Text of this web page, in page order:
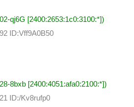
qj6G [2400:2653:1c0:3100:*])
ID:Vff9A0B50
8bxb [2400:4051:afa0:2100:*])
ID:/Kv8rufp0